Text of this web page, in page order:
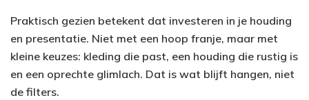
Praktisch gezien betekent dat investeren in je houding
en presentatie. Niet met een hoop franje, maar met
kleine keuzes: kleding die past, een houding die rustig is
en een oprechte glimlach. Dat is wat blijft hangen, niet
de filters.